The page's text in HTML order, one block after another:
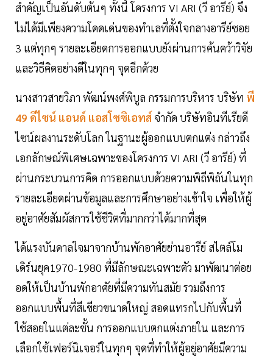
สำคัญเป็นอันดับต้นๆ ทั้งนี้ โครงการ VI ARI (วี อารีย์) จึง
ไม่ได้มีเพียงความโดดเด่นของทำเลที่ตั้งใจกลางอารีย์ซอย
3 แต่ทุกๆ รายละเอียดการออกแบบยังผ่านการค้นคว้าวิจัย
และวิธีคิดอย่างดีในทุกๆ จุดอีกด้วย
นางสาวสายวิภา พัฒน์พงศ์พิบูล กรรมการบริหาร บริษัท พี
49 ดีไซน์ แอนด์ แอสโซซิเอทส์ จำกัด บริษัทอินทีเรียดี
ไซน์ผลงานระดับโลก ในฐานะผู้ออกแบบตกแต่ง กล่าวถึง
เอกลักษณ์พิเศษเฉพาะของโครงการ VI ARI (วี อารีย์) ที่
ผ่านกระบวนการคิด การออกแบบด้วยความพิถีพิถันในทุก
รายละเอียดผ่านข้อมูลและการศึกษาอย่างเข้าใจ เพื่อให้ผู้
อยู่อาศัยสัมผัสการใช้ชีวิตที่มากกว่าได้มากที่สุด
ได้แรงบันดาลใจมาจากบ้านพักอาศัยย่านอารีย์ สไตล์โม
เดิร์นยุค1970-1980 ที่มีลักษณะเฉพาะตัว มาพัฒนาต่อย
อดให้เป็นบ้านพักอาศัยที่มีความทันสมัย รวมถึงการ
ออกแบบพื้นที่สีเขียวขนาดใหญ่ สอดแทรกไปกับพื้นที่
ใช้สอยในแต่ละชั้น การออกแบบตกแต่งภายใน และการ
เลือกใช้เฟอร์นิเจอร์ในทุกๆ จุดที่ทำให้ผู้อยู่อาศัยมีความ